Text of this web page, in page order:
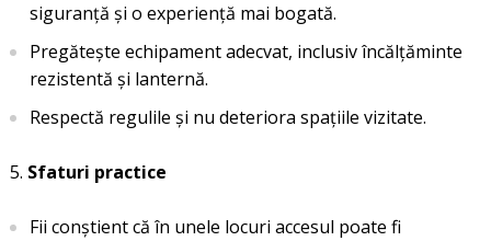
siguranță și o experiență mai bogată.
Pregătește echipament adecvat, inclusiv încălțăminte
rezistentă și lanternă.
Respectă regulile și nu deteriora spațiile vizitate.
Sfaturi practice
Fii conștient că în unele locuri accesul poate fi